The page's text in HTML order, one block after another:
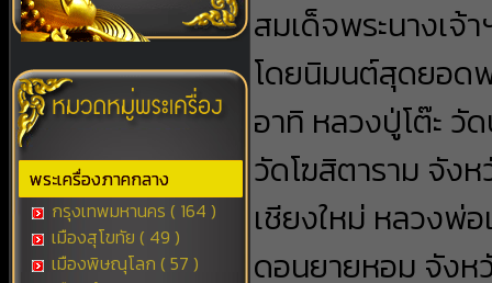
พระเครื่องภาคกลาง
กรุงเทพมหานคร ( 164 )
เมืองสุโขทัย ( 49 )
เมืองพิษณุโลก ( 57 )
สมเด็จพระนางเจ้
โดยนิมนต์สุดยอด
อาทิ หลวงปู่โต๊ะ
วัดโฆสิตาราม จัง
เชียงใหม่ หลวงพ่
ดอนยายหอม จังห